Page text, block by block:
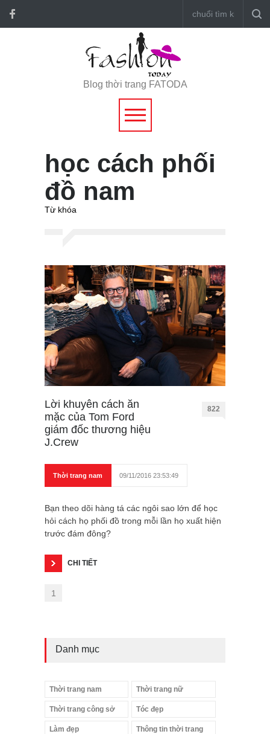
Blog thời trang FATODA
học cách phối
đồ nam
Từ khóa
Lời khuyên cách ăn
mặc của Tom Ford
giám đốc thương hiệu
J.Crew
822
Thời trang nam 09/11/2016 23:53:49
Bạn theo dõi hàng tá các ngôi sao lớn để học
hỏi cách họ phối đồ trong mỗi lần họ xuất hiện
trước đám đông?
CHI TIẾT
1
Danh mục
Thời trang nam Thời trang nữ
Thời trang công sở Tóc đẹp
Làm đẹp Thông tin thời trang